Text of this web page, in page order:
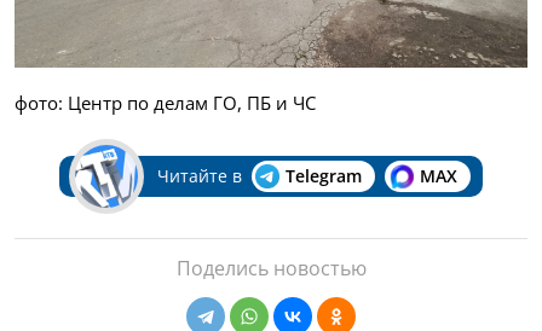
фото: Центр по делам ГО, ПБ и ЧС
Читайте в Telegram MAX
Поделись новостью